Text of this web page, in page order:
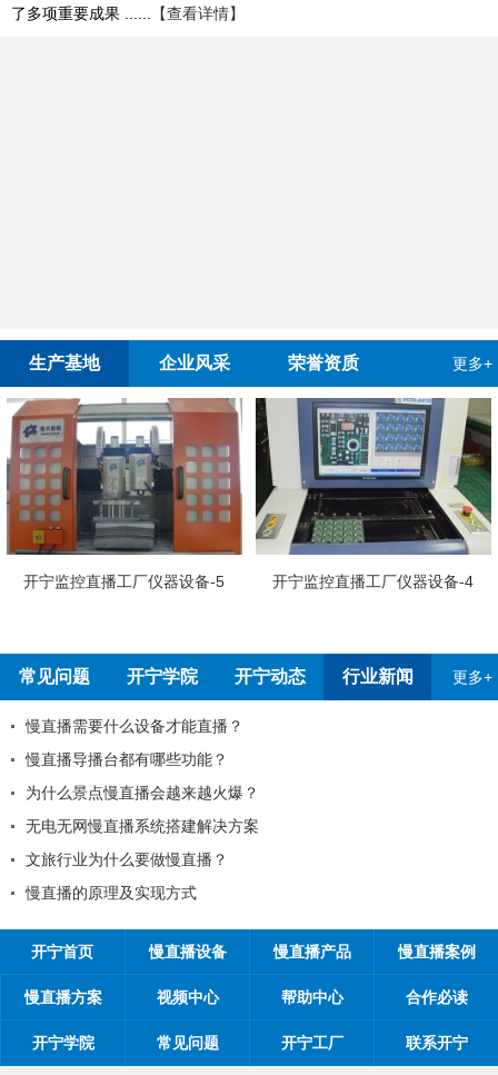
了多项重要成果 ......
【查看详情】
生产基地 企业风采 荣誉资质 更多+
开宁监控直播工厂仪器设备-4 开宁监控直播工厂员工烧烤
常见问题 开宁学院 开宁动态 行业新闻 更多+
项原则
2026年春节放假通知！
2026年开宁五一劳动节放假通知
全国反扒大王苑国栋考察深圳开宁日夜
开宁首页 慢直播设备 慢直播产品 慢直播案例
慢直播方案 视频中心 帮助中心 合作必读
开宁学院 常见问题 开宁工厂 联系开宁